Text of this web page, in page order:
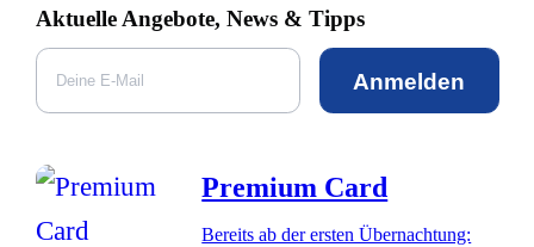
Aktuelle Angebote, News & Tipps
Anmelden
Premium Card
Bereits ab der ersten Übernachtung: